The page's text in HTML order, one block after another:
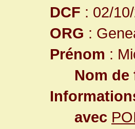
DCF : 02/
ORG :
Prénom :
Nom de
avec